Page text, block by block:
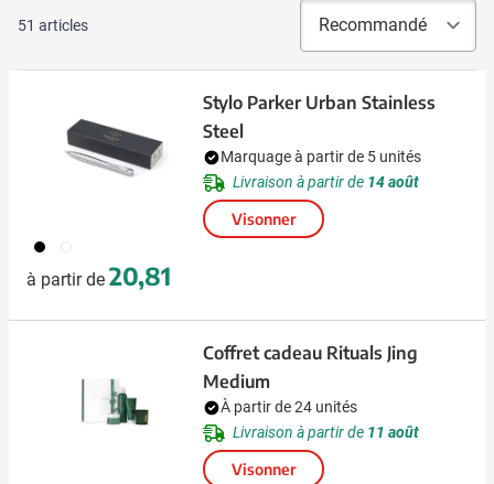
51 articles
306 032
à partir de 20,81
Stylo Parker Urban Stainless
Steel
Marquage à partir de 5 unités
Livraison à partir de 14 août
Visonner
Coffret cadeau Rituals Jing
Medium
À partir de 24 unités
Livraison à partir de 11 août
Visonner